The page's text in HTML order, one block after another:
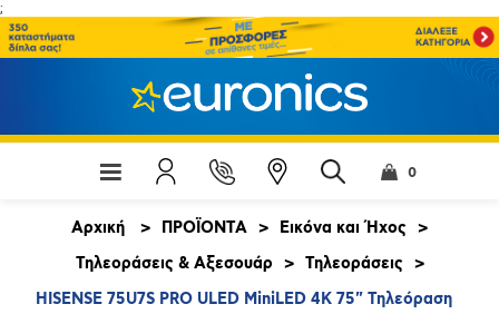
;
0
Αρχική > ΠΡΟΪΟΝΤΑ > Εικόνα και Ήχος
>
Τηλεοράσεις & Αξεσουάρ
> Τηλεοράσεις
>
HISENSE 75U7S PRO ULED MiniLED 4K 75" Τηλεόραση